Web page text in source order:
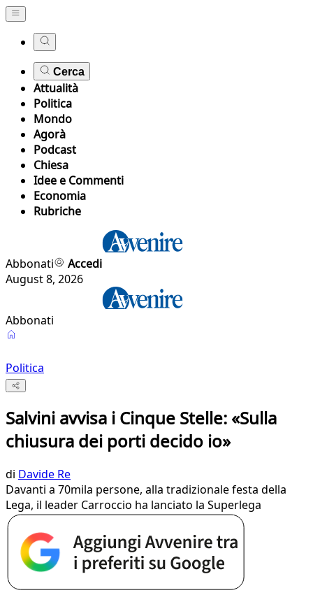
Cerca
Attualità
Politica
Mondo
Agorà
Podcast
Chiesa
Idee e Commenti
Economia
Rubriche
Abbonati
Accedi
August 8, 2026
Abbonati
Politica
Salvini avvisa i Cinque Stelle: «Sulla
chiusura dei porti decido io»
di Davide Re
Davanti a 70mila persone, alla tradizionale festa della
Lega, il leader Carroccio ha lanciato la Superlega